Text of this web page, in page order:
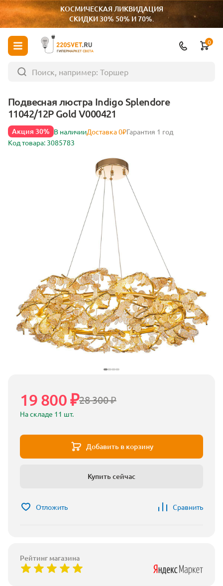
КОСМИЧЕСКАЯ ЛИКВИДАЦИЯ
СКИДКИ 30% 50% И 70%.
ГИПЕРМАРКЕТ СВЕТА
0
Подвесная люстра Indigo Splendore
11042/12P Gold V000421
Акция 30% В наличииДоставка 0₽Гарантия 1 год
Код товара: 3085783
28 300 ₽
19 800 ₽
На складе 11 шт.
Добавить в корзину
Купить сейчас
Отложить Сравнить
Рейтинг магазина